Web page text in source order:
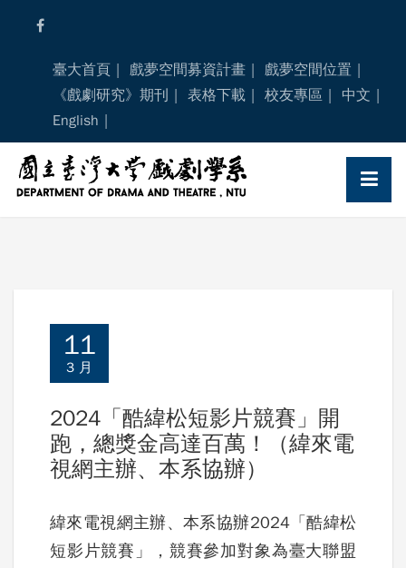
臺大首頁 戲夢空間募資計畫
戲夢空間位置
《戲劇研究》期刊
表格下載 校友專區
中文
English
11
3 月
2024「酷緯松短影片競賽」開
跑，總獎金高達百萬！（緯來電
視網主辦、本系協辦）
緯來電視網主辦、本系協辦2024「酷緯松
短影片競賽」，競賽參加對象為臺大聯盟